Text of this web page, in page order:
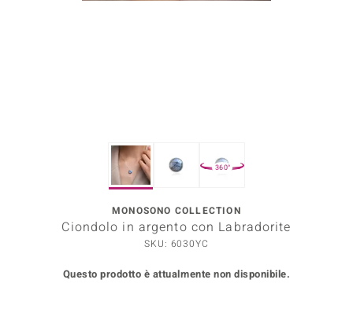
360°
MONOSONO COLLECTION
Ciondolo in argento con Labradorite
SKU: 6030YC
Questo prodotto è attualmente non disponibile.